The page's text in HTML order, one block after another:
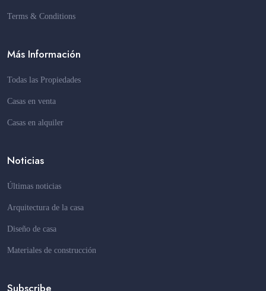
Terms & Conditions
Más Información
Todas las Propiedades
Casas en venta
Casas en alquiler
Noticias
Últimas noticias
Arquitectura de la casa
Diseño de casa
Materiales de construcción
Subscribe